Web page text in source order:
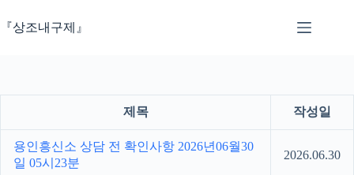
문『상조내구제』
제목 작성일
용인흥신소 상담 전 확인사항 2026년06월30
일 05시23분
2026.06.30